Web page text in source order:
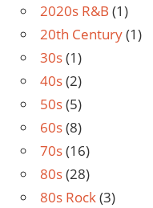
2020s R&B (1)
20th Century(1)
30s(1)
40s(2)
50s(5)
60s(8)
70s(16)
80s(28)
80s Rock(3)